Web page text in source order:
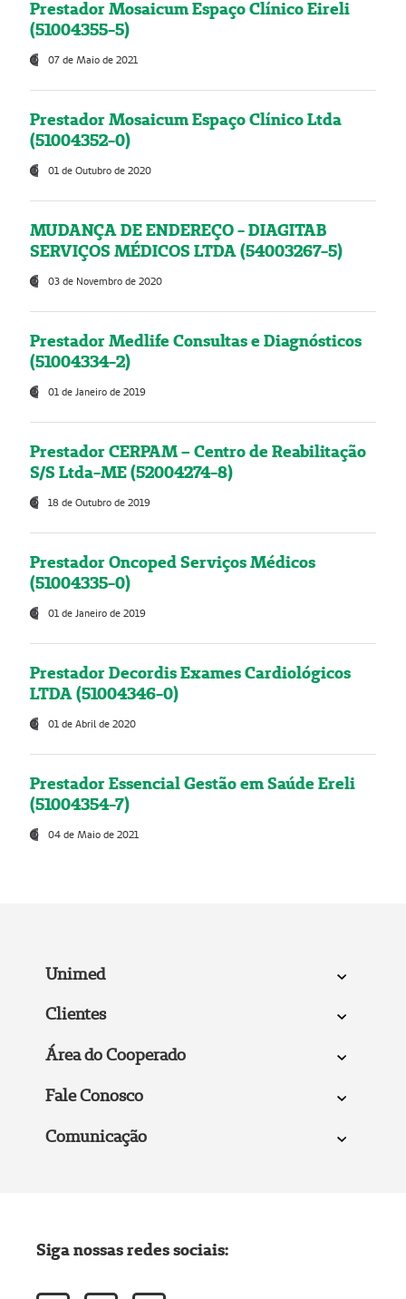
Prestador Mosaicum Espaço Clínico Eireli
(51004355-5)
07 de Maio de 2021
Prestador Mosaicum Espaço Clínico Ltda
(51004352-0)
01 de Outubro de 2020
MUDANÇA DE ENDEREÇO - DIAGITAB
SERVIÇOS MÉDICOS LTDA (54003267-5)
03 de Novembro de 2020
Prestador Medlife Consultas e Diagnósticos
(51004334-2)
01 de Janeiro de 2019
Prestador CERPAM – Centro de Reabilitação
S/S Ltda-ME (52004274-8)
18 de Outubro de 2019
Prestador Oncoped Serviços Médicos
(51004335-0)
01 de Janeiro de 2019
Prestador Decordis Exames Cardiológicos
LTDA (51004346-0)
01 de Abril de 2020
Prestador Essencial Gestão em Saúde Ereli
(51004354-7)
04 de Maio de 2021
Unimed
Clientes
Área do Cooperado
Fale Conosco
Comunicação
Siga nossas redes sociais: